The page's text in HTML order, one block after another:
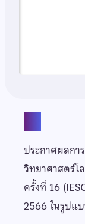
ประกาศผลกา
วิทยาศาสตร์โ
ครั้งที่ 16
2566 ในรูปแ